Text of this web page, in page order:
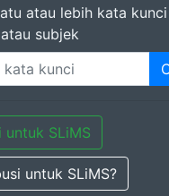
atau lebih kata
subjek
untuk SLiMS
untuk SLiMS?